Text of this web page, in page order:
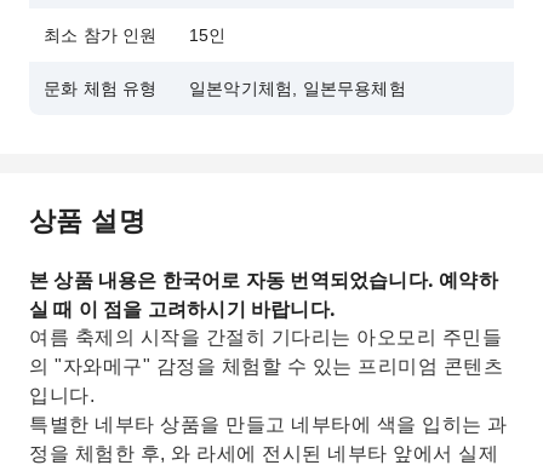
최소 참가 인원 15인
문화 체험 유형 일본악기체험, 일본무용체험
상품 설명
본 상품 내용은 한국어로 자동 번역되었습니다. 예약하
실 때 이 점을 고려하시기 바랍니다.
여름 축제의 시작을 간절히 기다리는 아오모리 주민들
의 "자와메구" 감정을 체험할 수 있는 프리미엄 콘텐츠
입니다.
특별한 네부타 상품을 만들고 네부타에 색을 입히는 과
정을 체험한 후, 와 라세에 전시된 네부타 앞에서 실제